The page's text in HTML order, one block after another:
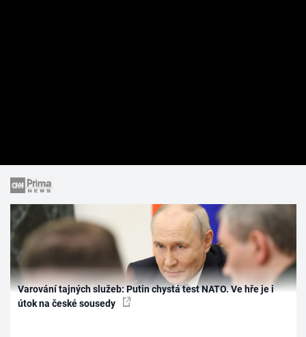
Varování tajných služeb: Putin chystá test NATO. Ve hře je i
útok na české sousedy